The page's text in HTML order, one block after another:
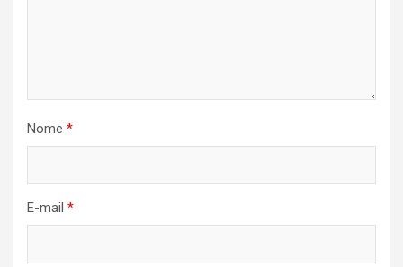
Nome *
E-mail *